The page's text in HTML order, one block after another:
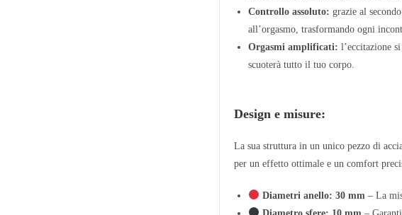
Controllo assoluto: grazie al
all’orgasmo, trasformando ogni
Orgasmi amplificati: l’eccitazione
scuoterà tutto il tuo corpo.
Design e misure:
La sua struttura in un unico pezzo di
per un effetto ottimale e un comfort
Diametri anello: 30 mm – La